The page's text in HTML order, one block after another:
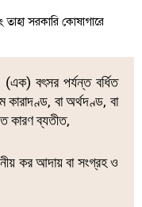
সরকারি কোষাগারে
(এক) বৎসর পর্যন্ত বর্ধিত
বা অর্থদণ্ড, বা
কারণ ব্যতীত,
কর আদায় বা সংগ্রহ ও